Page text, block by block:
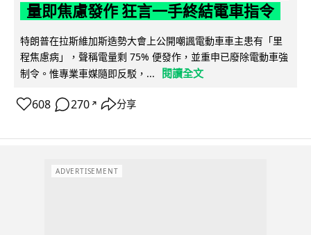
量即焦慮發作 狂言一手終結電車指令
特朗普在拉斯維加斯造勢大會上公開嘲諷電動車車主患有「里
程焦慮病」，聲稱電量剩 75% 便發作，並重申已廢除電動車強
制令。惟專業車媒隨即反駁，...
閱讀全文
608 270 ↗ 分享
ADVERTISEMENT